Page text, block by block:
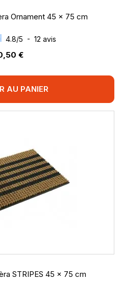
Ornament 45 x 75 cm
4.8/5 - 12 avis
€
AU PANIER
STRIPES 45 x 75 cm